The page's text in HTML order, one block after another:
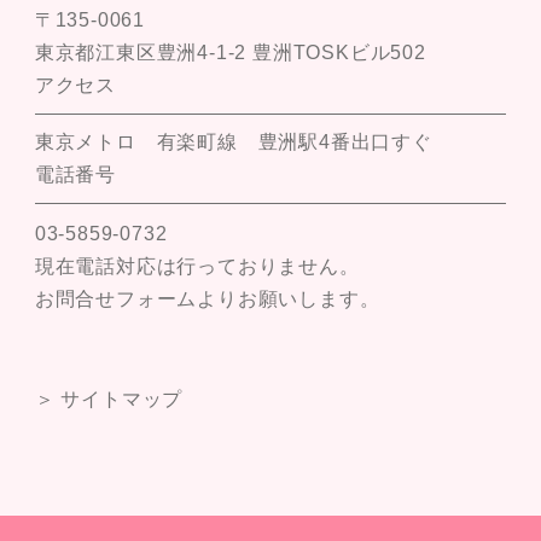
〒135-0061
東京都江東区豊洲4-1-2 豊洲TOSKビル502
アクセス
東京メトロ 有楽町線 豊洲駅4番出口すぐ
電話番号
03-5859-0732
現在電話対応は行っておりません。
お問合せフォームよりお願いします。
＞ サイトマップ